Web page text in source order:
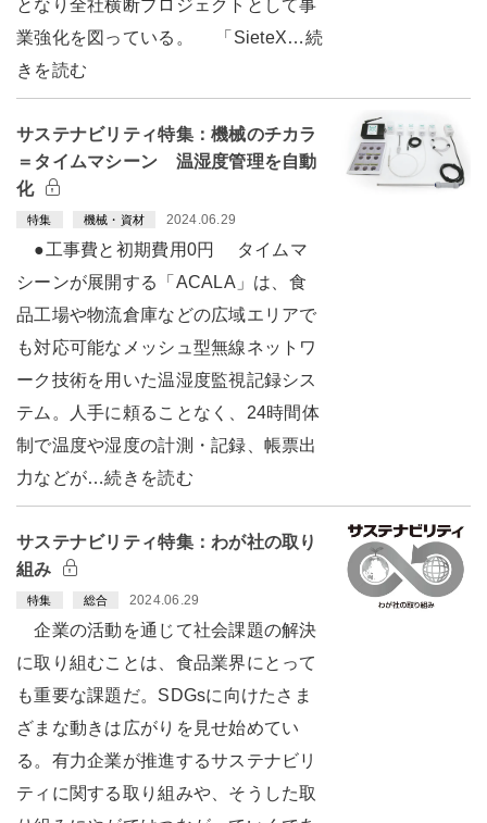
となり全社横断プロジェクトとして事
業強化を図っている。 「SieteX…続
きを読む
サステナビリティ特集：機械のチカラ
＝タイムマシーン 温湿度管理を自動
化
特集 機械・資材 2024.06.29
●工事費と初期費用0円 タイムマ
シーンが展開する「ACALA」は、食
品工場や物流倉庫などの広域エリアで
も対応可能なメッシュ型無線ネットワ
ーク技術を用いた温湿度監視記録シス
テム。人手に頼ることなく、24時間体
制で温度や湿度の計測・記録、帳票出
力などが…続きを読む
サステナビリティ特集：わが社の取り
組み
特集 総合 2024.06.29
企業の活動を通じて社会課題の解決
に取り組むことは、食品業界にとって
も重要な課題だ。SDGsに向けたさま
ざまな動きは広がりを見せ始めてい
る。有力企業が推進するサステナビリ
ティに関する取り組みや、そうした取